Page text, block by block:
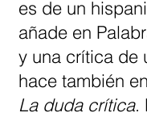
es de un
añade en
y una crítica de
hace también
La duda crítica.